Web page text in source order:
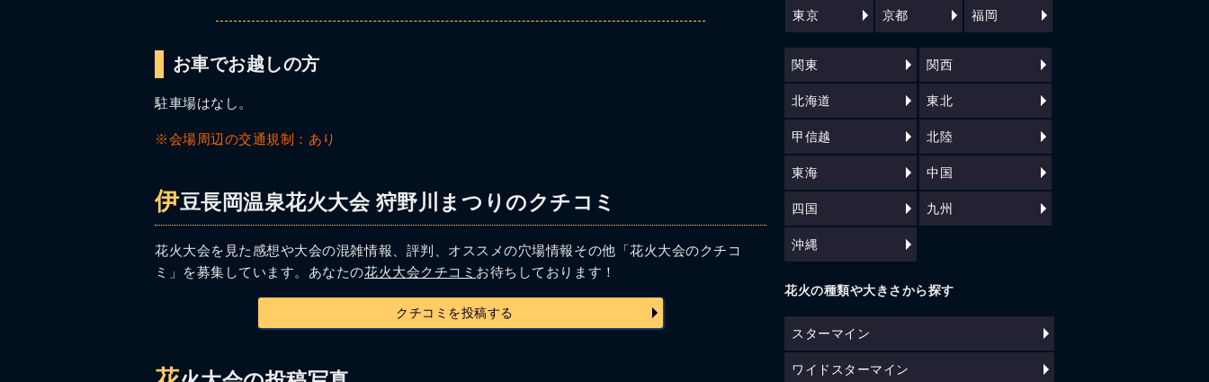
お車でお越しの方
駐車場はなし。
※会場周辺の交通規制：あり
伊豆長岡温泉花火大会 狩野川まつりのクチコミ
花火大会を見た感想や大会の混雑情報、評判、オススメの穴場情報その他「花火大会のクチコ
ミ」を募集しています。あなたの花火大会クチコミ お待ちしております！
クチコミを投稿する
東京 京都 福岡
関東 関西
北海道 東北
甲信越 北陸
東海 中国
四国 九州
沖縄
花火の種類や大きさから探す
スターマイン
ワイドスターマイン